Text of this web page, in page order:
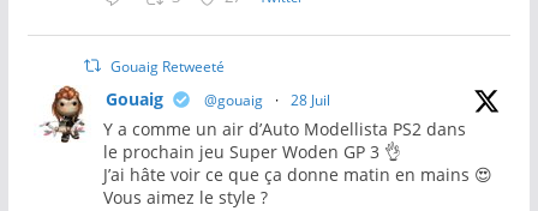
Gouaig Retweeté
Gouaig @gouaig · 28 Juil
Y a comme un air d’Auto Modellista PS2 dans
le prochain jeu Super Woden GP 3 👌
J’ai hâte voir ce que ça donne matin en mains 😍
Vous aimez le style ?